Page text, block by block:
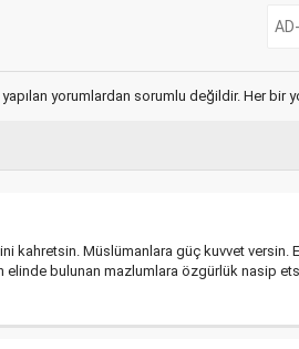
yorumlardan sorumlu değildir. Her bir
Müslümanlara güç kuvvet versin.
elinde bulunan mazlumlara özgürlük nasip